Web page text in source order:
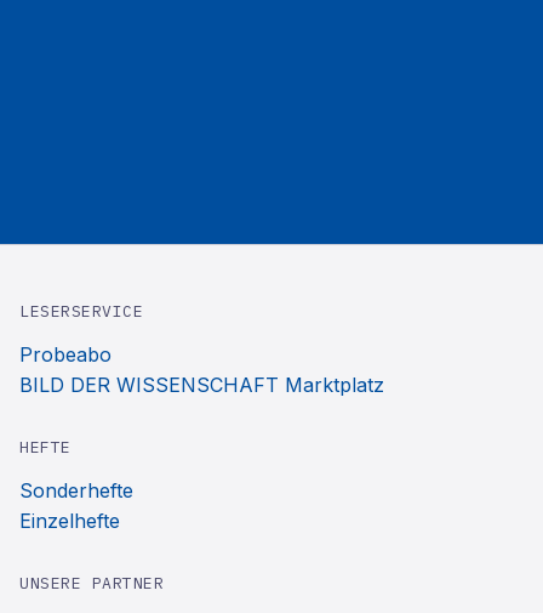
LESERSERVICE
Probeabo
BILD DER WISSENSCHAFT Marktplatz
HEFTE
Sonderhefte
Einzelhefte
UNSERE PARTNER